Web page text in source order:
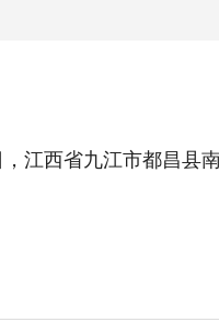
西省九江市都昌县南